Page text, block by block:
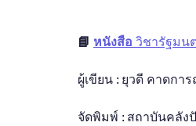
📘 หนังสือ วิชารัฐมน
ผู้เขียน : ยุวดี คาดกา
จัดพิมพ์ : สถาบันคลั